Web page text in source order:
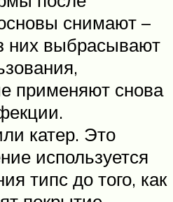
снимают –
них выбрасывают
применяют снова
катер. Это
используется
типс до того, как